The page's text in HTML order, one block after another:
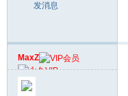
发消息
MaxZ